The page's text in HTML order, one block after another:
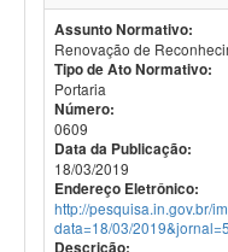
Assunto Normativo:
Renovação de
Tipo de Ato Normativo:
Portaria
Número:
0609
Data da Publicação:
18/03/2019
Endereço Eletrônico:
http://pesquisa.in.gov.br/
data=18/03/
Descrição: